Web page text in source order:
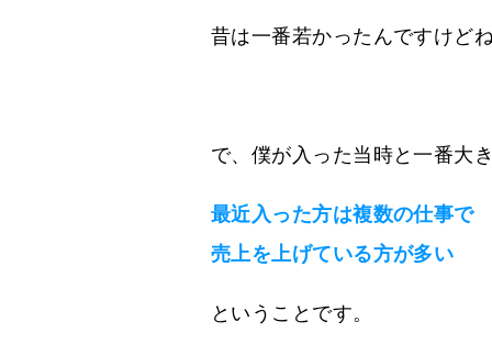
昔は一番若かったんですけどね
で、僕が入った当時と一番大
最近入った方は複数の仕事で
売上を上げている方が多い
ということです。